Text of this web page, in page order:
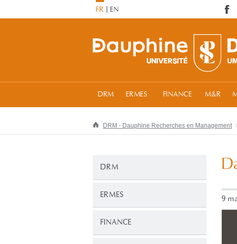
FR EN
DRM ERMES FINANCE M&R
DRM - Dauphine Recherches en Management
DRM
ERMES
FINANCE
9